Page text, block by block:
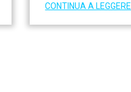
CONTINUA A LEGGERE